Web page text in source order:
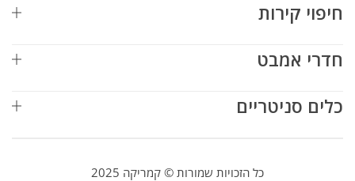
חיפוי קירות
חדרי אמבט
כלים סניטריים
כל הזכויות שמורות © קמריקה 2025